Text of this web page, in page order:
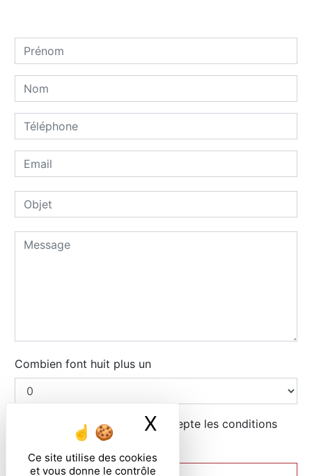
Ce site utilise des cookies
et vous donne le contrôle
X Masquer le
Combien font huit plus un
En cochant cette case, j'accepte les conditions
particulières ci-dessous **